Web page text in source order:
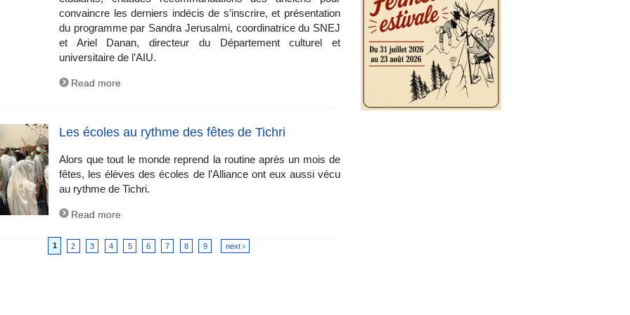
convaincre les derniers indécis de s’inscrire, et présentation
du programme par Sandra Jerusalmi, coordinatrice du SNEJ
et Ariel Danan, directeur du Département culturel et
universitaire de l’AIU.
Read more
Les écoles au rythme des fêtes de Tichri
Alors que tout le monde reprend la routine après un mois de
fêtes, les élèves des écoles de l’Alliance ont eux aussi vécu
au rythme de Tichri.
Read more
1 2 3 4 5 6 7 8 9 next ›